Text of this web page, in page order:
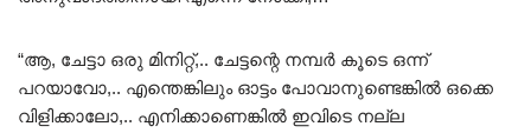
“ആ, ചേട്ടാ ഒരു മിനിറ്റ്,.. ചേട്ടന്റെ നമ്പർ കൂടെ ഒന്ന്
പറയാവോ,.. എന്തെങ്കിലും ഓട്ടം പോവാനുണ്ടെങ്കിൽ ഒക്കെ
വിളിക്കാലോ,.. എനിക്കാണെങ്കിൽ ഇവിടെ നല്ല